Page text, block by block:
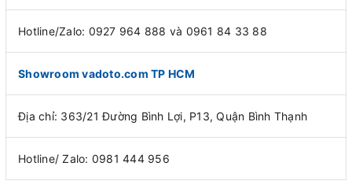
Hotline/Zalo: 0927 964 888 và 0961 84 33 88
Showroom vadoto.com TP HCM
Địa chỉ: 363/21 Đường Bình Lợi, P13, Quận Bình Thạnh
Hotline/ Zalo: 0981 444 956